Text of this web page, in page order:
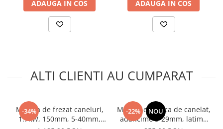
ADAUGA IN COS ADAUGA IN COS
ALTI CLIENTI AU CUMPARAT
-34%
Masina de frezat caneluri,
1.7kW, 150mm, 5-40mm,
-22% NOU
Masina electrica de canelat,
adancime 3-29mm, latime